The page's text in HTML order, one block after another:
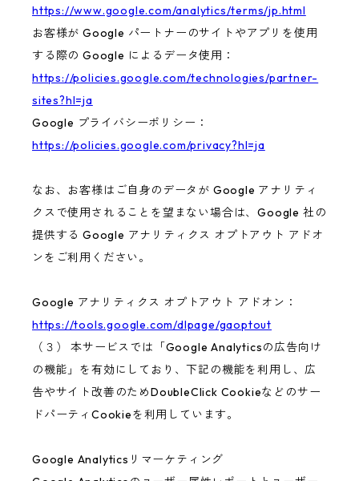
https://www.google.com/analytics/terms/jp.html
お客様が Google パートナーのサイトやアプリを使用
する際の Google によるデータ使用：
https://policies.google.com/technologies/partner-
sites?hl=ja
Google プライバシーポリシー：
https://policies.google.com/privacy?hl=ja
なお、お客様はご自身のデータが Google アナリティ
クスで使用されることを望まない場合は、Google 社の
提供する Google アナリティクス オプトアウト アドオ
ンをご利用ください。
Google アナリティクス オプトアウト アドオン：
https://tools.google.com/dlpage/gaoptout
（３） 本サービスでは「Google Analyticsの広告向け
の機能」を有効にしており、下記の機能を利用し、広
告やサイト改善のためDoubleClick Cookieなどのサー
ドパーティCookieを利用しています。
Google Analyticsリマーケティング